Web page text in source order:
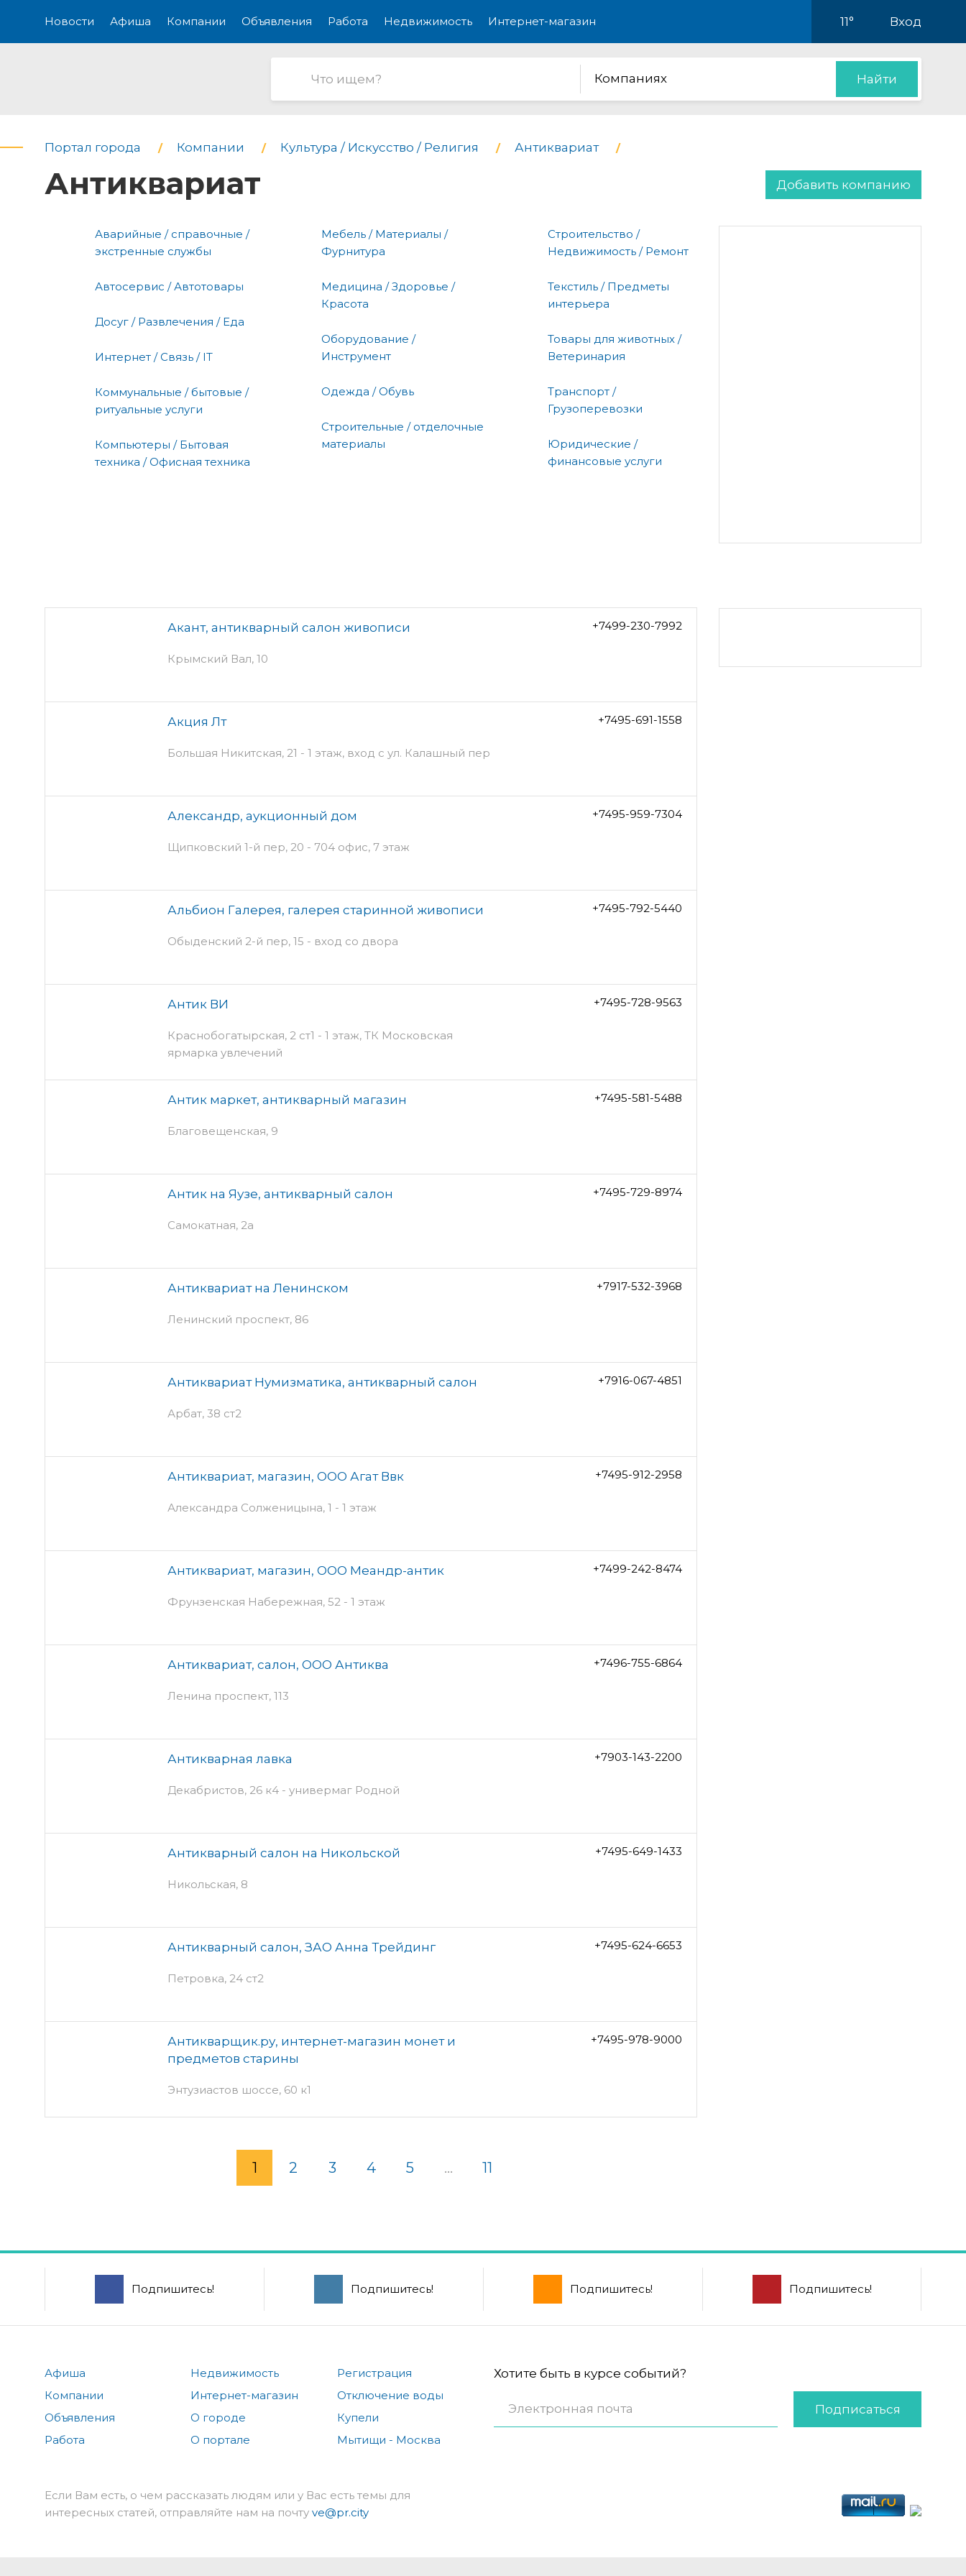
Новости Афиша Компании Объявления Работа Недвижимость Интернет-магазин 11° Вход
Компаниях Найти
Портал города Компании Культура / Искусство / Религия Антиквариат
Антиквариат Добавить компанию
Аварийные / справочные /
экстренные службы
Автосервис / Автотовары
Досуг / Развлечения / Еда
Интернет / Связь / IT
Коммунальные / бытовые /
ритуальные услуги
Компьютеры / Бытовая
техника / Офисная техника
Мебель / Материалы /
Фурнитура
Медицина / Здоровье /
Красота
Оборудование /
Инструмент
Одежда / Обувь
Строительные / отделочные
материалы
Строительство /
Недвижимость / Ремонт
Текстиль / Предметы
интерьера
Товары для животных /
Ветеринария
Транспорт /
Грузоперевозки
Юридические /
финансовые услуги
Акант, антикварный салон живописи
Крымский Вал, 10
+7499-230-7992
Акция Лт
Большая Никитская, 21 - 1 этаж, вход с ул. Калашный пер
+7495-691-1558
Александр, аукционный дом
Щипковский 1-й пер, 20 - 704 офис, 7 этаж
+7495-959-7304
Альбион Галерея, галерея старинной живописи
Обыденский 2-й пер, 15 - вход со двора
+7495-792-5440
Антик ВИ
Краснобогатырская, 2 ст1 - 1 этаж, ТК Московская
ярмарка увлечений
+7495-728-9563
Антик маркет, антикварный магазин
Благовещенская, 9
+7495-581-5488
Антик на Яузе, антикварный салон
Самокатная, 2а
+7495-729-8974
Антиквариат на Ленинском
Ленинский проспект, 86
+7917-532-3968
Антиквариат Нумизматика, антикварный салон
Арбат, 38 ст2
+7916-067-4851
Антиквариат, магазин, ООО Агат Ввк
Александра Солженицына, 1 - 1 этаж
+7495-912-2958
Антиквариат, магазин, ООО Меандр-антик
Фрунзенская Набережная, 52 - 1 этаж
+7499-242-8474
Антиквариат, салон, ООО Антиква
Ленина проспект, 113
+7496-755-6864
Антикварная лавка
Декабристов, 26 к4 - универмаг Родной
+7903-143-2200
Антикварный салон на Никольской
Никольская, 8
+7495-649-1433
Антикварный салон, ЗАО Анна Трейдинг
Петровка, 24 ст2
+7495-624-6653
Антикварщик.ру, интернет-магазин монет и
предметов старины
Энтузиастов шоссе, 60 к1
+7495-978-9000
1 2 3 4 5 ... 11
Подпишитесь! Подпишитесь! Подпишитесь! Подпишитесь!
Афиша
Компании
Объявления
Работа
Недвижимость
Интернет-магазин
О городе
О портале
Регистрация
Отключение воды
Купели
Мытищи - Москва
Хотите быть в курсе событий?
Подписаться
Если Вам есть, о чем рассказать людям или у Вас есть темы для
интересных статей, отправляйте нам на почту ve@pr.city